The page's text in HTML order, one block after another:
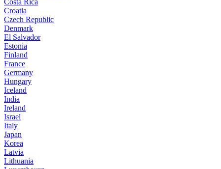
Croatia
Czech Republic
Denmark
El Salvador
Estonia
Finland
France
Germany
Hungary
Iceland
India
Ireland
Israel
Italy
Japan
Korea
Latvia
Lithuania